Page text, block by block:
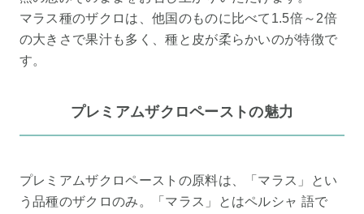
マラス種のザクロは、他国のものに比べて1.5倍～2倍
の大きさで果汁も多く、種と皮が柔らかいのが特徴で
す。
プレミアムザクロペーストの魅力
プレミアムザクロペーストの原料は、「マラス」とい
う品種のザクロのみ。「マラス」とはペルシャ 語で